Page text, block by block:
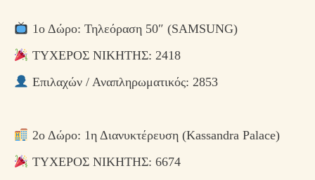
1ο Δώρο: Τηλεόραση 50″ (SAMSUNG)
ΤΥΧΕΡΟΣ ΝΙΚΗΤΗΣ: 2418
Επιλαχών / Αναπληρωματικός: 2853
2ο Δώρο: 1η Διανυκτέρευση (Kassandra Palace)
ΤΥΧΕΡΟΣ ΝΙΚΗΤΗΣ: 6674